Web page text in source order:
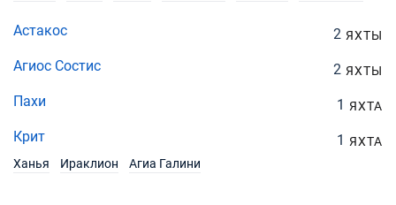
Астакос 2 ЯХТЫ
Агиос Состис 2 ЯХТЫ
Пахи 1 ЯХТА
Крит 1 ЯХТА
Ханья
Ираклион Агиа Галини